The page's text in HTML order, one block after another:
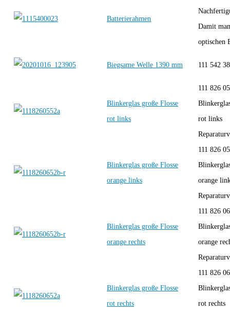
Batterierahmen
Damit
optischen
Biegsame Welle 1390 mm 111 542
Blinkerglas große Flosse
rot links
111 826
rot links
Blinkerglas große Flosse
orange links
111 826
orange
Blinkerglas große Flosse
orange rechts
111 826
orange
Blinkerglas große Flosse
rot rechts
111 826
rot rechts